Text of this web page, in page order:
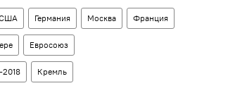
Германия Москва Франция
Евросоюз
Кремль